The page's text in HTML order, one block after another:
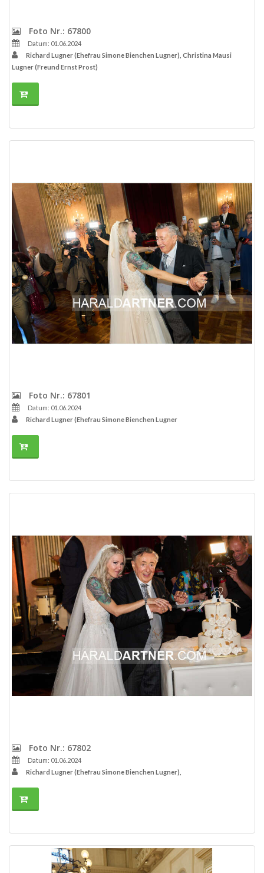
Foto Nr.: 67800
Datum: 01.06.2024
Richard Lugner (Ehefrau Simone Bienchen Lugner), Christina Mausi
Lugner (Freund Ernst Prost)
Foto Nr.: 67801
Datum: 01.06.2024
Richard Lugner (Ehefrau Simone Bienchen Lugner
Foto Nr.: 67802
Datum: 01.06.2024
Richard Lugner (Ehefrau Simone Bienchen Lugner),